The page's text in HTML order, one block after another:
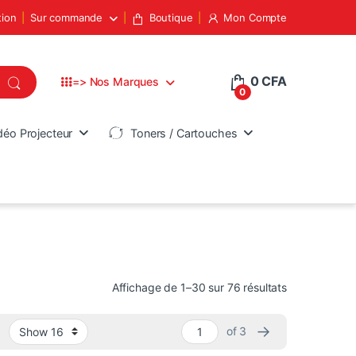
Sur commande Boutique Mon Compte
=> Nos Marques
0
0CFA
Projecteur Toners / Cartouches
Affichage de 1–30 sur 76 résultatsTrié du plus
of 3 →